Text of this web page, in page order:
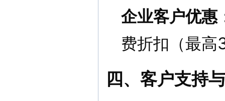
企业客户优惠
费折扣（最高
四、客户支持